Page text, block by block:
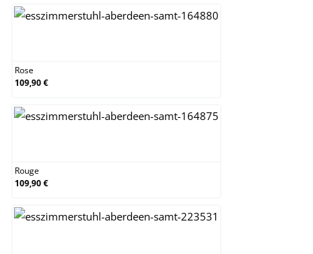
Rose
109,90 €
Rouge
109,90 €